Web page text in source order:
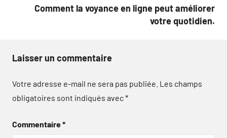
Comment la voyance en ligne peut améliorer
votre quotidien.
Laisser un commentaire
Votre adresse e-mail ne sera pas publiée. Les champs
obligatoires sont indiqués avec*
Commentaire*